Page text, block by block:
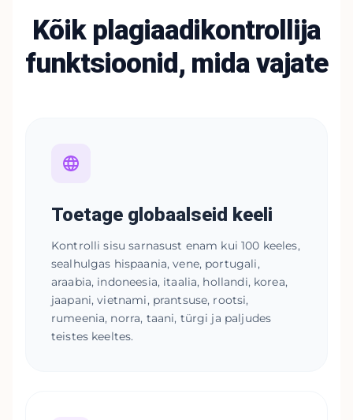
Kõik plagiaadikontrollija
funktsioonid, mida vajate
Toetage globaalseid keeli
Kontrolli sisu sarnasust enam kui 100 keeles,
sealhulgas hispaania, vene, portugali,
araabia, indoneesia, itaalia, hollandi, korea,
jaapani, vietnami, prantsuse, rootsi,
rumeenia, norra, taani, türgi ja paljudes
teistes keeltes.